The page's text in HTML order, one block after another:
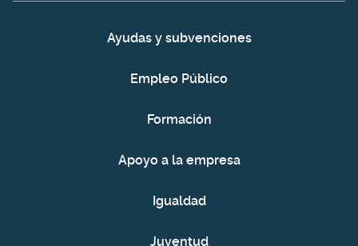
Ayudas y subvenciones
Empleo Público
Formación
Apoyo a la empresa
Igualdad
Juventud